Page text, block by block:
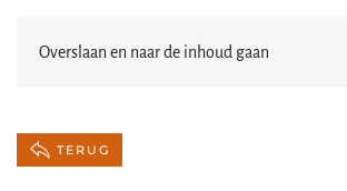
Overslaan en naar de inhoud gaan
TERUG